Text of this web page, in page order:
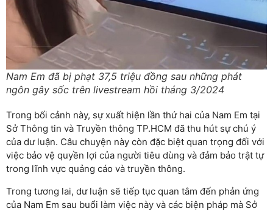
Nam Em đã bị phạt 37,5 triệu đồng sau những phát
ngôn gây sốc trên livestream hồi tháng 3/2024
Trong bối cảnh này, sự xuất hiện lần thứ hai của Nam Em tại
Sở Thông tin và Truyền thông TP.HCM đã thu hút sự chú ý
của dư luận. Câu chuyện này còn đặc biệt quan trọng đối với
việc bảo vệ quyền lợi của người tiêu dùng và đảm bảo trật tự
trong lĩnh vực quảng cáo và truyền thông.
Trong tương lai, dư luận sẽ tiếp tục quan tâm đến phản ứng
của Nam Em sau buổi làm việc này và các biện pháp mà Sở